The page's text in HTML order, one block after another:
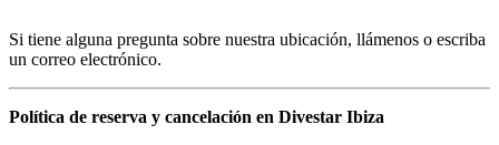
Si tiene alguna pregunta sobre nuestra ubicación, llámenos o escriba
un correo electrónico.
Política de reserva y cancelación en Divestar Ibiza